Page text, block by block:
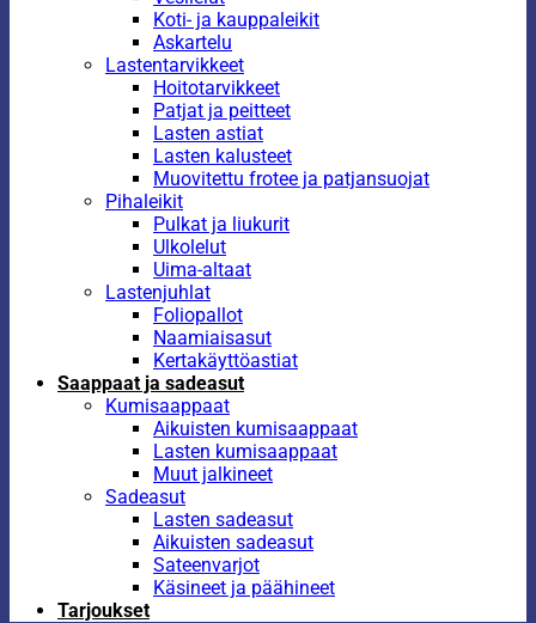
Koti- ja kauppaleikit
Askartelu
Lastentarvikkeet
Hoitotarvikkeet
Patjat ja peitteet
Lasten astiat
Lasten kalusteet
Muovitettu frotee ja patjansuojat
Pihaleikit
Pulkat ja liukurit
Ulkolelut
Uima-altaat
Lastenjuhlat
Foliopallot
Naamiaisasut
Kertakäyttöastiat
Saappaat ja sadeasut
Kumisaappaat
Aikuisten kumisaappaat
Lasten kumisaappaat
Muut jalkineet
Sadeasut
Lasten sadeasut
Aikuisten sadeasut
Sateenvarjot
Käsineet ja päähineet
Tarjoukset